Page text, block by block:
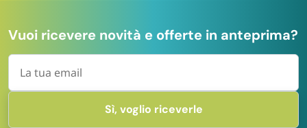
Vuoi ricevere novità e offerte in anteprima?